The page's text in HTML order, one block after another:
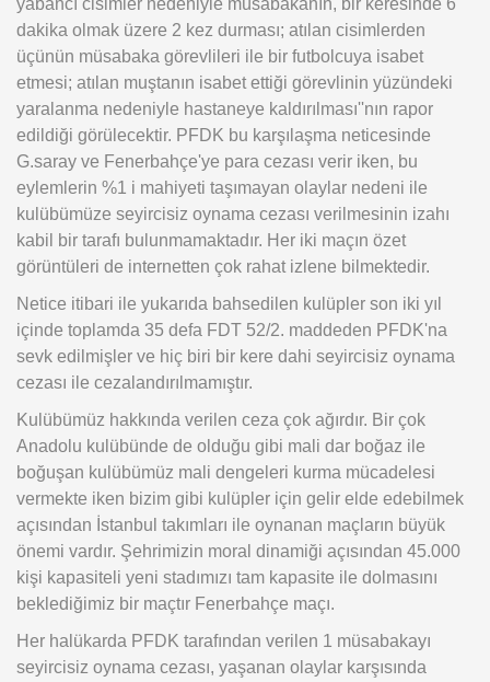
dakika olmak üzere 2 kez durması; atılan cisimlerden
üçünün müsabaka görevlileri ile bir futbolcuya isabet
etmesi; atılan muştanın isabet ettiği görevlinin yüzündeki
yaralanma nedeniyle hastaneye kaldırılması''nın rapor
edildiği görülecektir. PFDK bu karşılaşma neticesinde
G.saray ve Fenerbahçe'ye para cezası verir iken, bu
eylemlerin %1 i mahiyeti taşımayan olaylar nedeni ile
kulübümüze seyircisiz oynama cezası verilmesinin izahı
kabil bir tarafı bulunmamaktadır. Her iki maçın özet
görüntüleri de internetten çok rahat izlene bilmektedir.
Netice itibari ile yukarıda bahsedilen kulüpler son iki yıl
içinde toplamda 35 defa FDT 52/2. maddeden PFDK'na
sevk edilmişler ve hiç biri bir kere dahi seyircisiz oynama
cezası ile cezalandırılmamıştır.
Kulübümüz hakkında verilen ceza çok ağırdır. Bir çok
Anadolu kulübünde de olduğu gibi mali dar boğaz ile
boğuşan kulübümüz mali dengeleri kurma mücadelesi
vermekte iken bizim gibi kulüpler için gelir elde edebilmek
açısından İstanbul takımları ile oynanan maçların büyük
önemi vardır. Şehrimizin moral dinamiği açısından 45.000
kişi kapasiteli yeni stadımızı tam kapasite ile dolmasını
beklediğimiz bir maçtır Fenerbahçe maçı.
Her halükarda PFDK tarafından verilen 1 müsabakayı
seyircisiz oynama cezası, yaşanan olaylar karşısında